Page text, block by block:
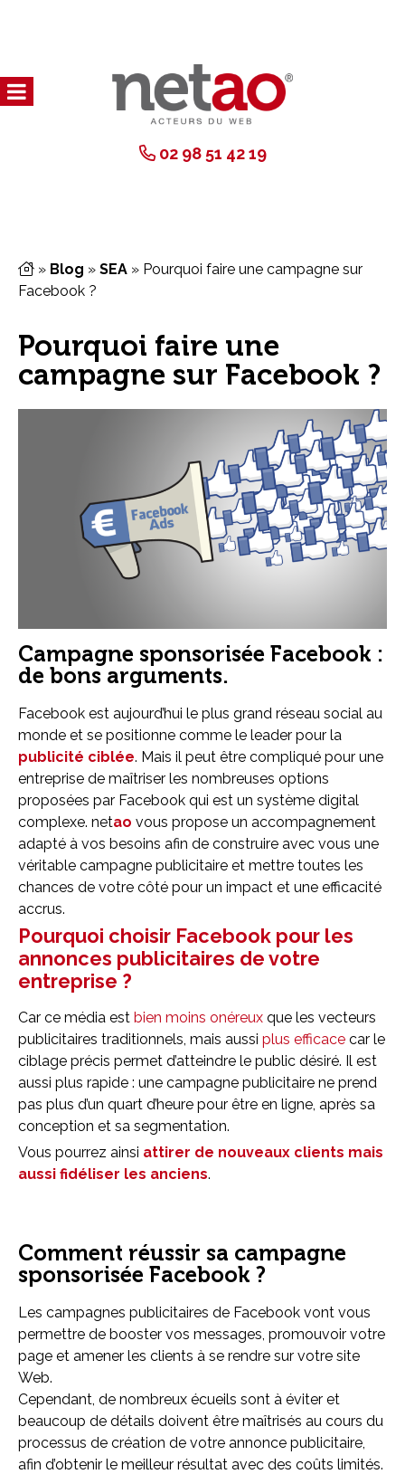
02 98 51 42 19
» Blog » SEA » Pourquoi faire une campagne sur
Facebook ?
Pourquoi faire une
campagne sur Facebook ?
Campagne sponsorisée Facebook :
de bons arguments.
Facebook est aujourd’hui le plus grand réseau social au
monde et se positionne comme le leader pour la
publicité ciblée. Mais il peut être compliqué pour une
entreprise de maîtriser les nombreuses options
proposées par Facebook qui est un système digital
complexe. netao vous propose un accompagnement
adapté à vos besoins afin de construire avec vous une
véritable campagne publicitaire et mettre toutes les
chances de votre côté pour un impact et une efficacité
accrus.
Pourquoi choisir Facebook pour les
annonces publicitaires de votre
entreprise ?
Car ce média est bien moins onéreux que les vecteurs
publicitaires traditionnels, mais aussi plus efficace car le
ciblage précis permet d’atteindre le public désiré. Il est
aussi plus rapide : une campagne publicitaire ne prend
pas plus d’un quart d’heure pour être en ligne, après sa
conception et sa segmentation.
Vous pourrez ainsi attirer de nouveaux clients mais
aussi fidéliser les anciens.
Comment réussir sa campagne
sponsorisée Facebook ?
Les campagnes publicitaires de Facebook vont vous
permettre de booster vos messages, promouvoir votre
page et amener les clients à se rendre sur votre site
Web.
Cependant, de nombreux écueils sont à éviter et
beaucoup de détails doivent être maîtrisés au cours du
processus de création de votre annonce publicitaire,
afin d’obtenir le meilleur résultat avec des coûts limités.